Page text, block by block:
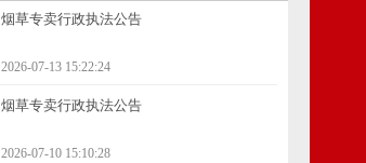
电商平台前员工利用系统漏洞，0元购3000
2026-08-07 08:20:35
烟草专卖行政执法公告
2026-07-13 15:22:24
烟草专卖行政执法公告
2026-07-10 15:10:28